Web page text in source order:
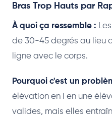
Bras Trop Hauts par
À quoi ça ressemble :
de 30-45 degrés au lieu
ligne avec le corps.
Pourquoi c'est un
élévation en I en une
valides, mais elles